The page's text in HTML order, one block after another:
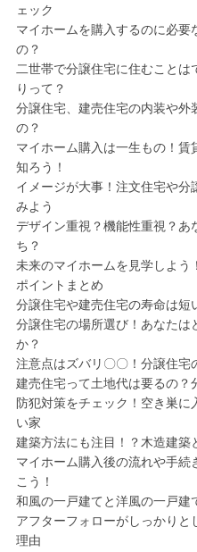
ェック
マイホームを購入するのに必要
の？
二世帯で分譲住宅に住むことは
りって？
分譲住宅、建売住宅の内装や外
の？
マイホーム購入は一生もの！賃
知ろう！
イメージが大事！注文住宅や分
みよう
デザイン重視？機能性重視？あ
ち？
未来のマイホームを見学しよう
ポイントまとめ
分譲住宅や建売住宅の寿命は短
分譲住宅の場所選び！あなたは
か？
注意点はズバリ〇〇！分譲住宅
建売住宅って土地代は要るの？
防犯対策をチェック！空き巣に
い家
建築方法にも注目！？木造建築
マイホーム購入後の流れや手続
こう！
和風の一戸建てと洋風の一戸
アフターフォローがしっかりと
理由